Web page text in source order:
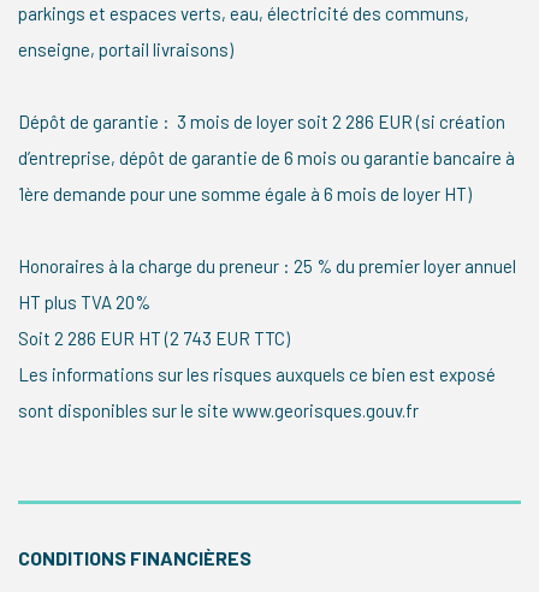
parkings et espaces verts, eau, électricité des communs,
enseigne, portail livraisons)
Dépôt de garantie : 3 mois de loyer soit 2 286 EUR (si création
d’entreprise, dépôt de garantie de 6 mois ou garantie bancaire à
1ère demande pour une somme égale à 6 mois de loyer HT)
Honoraires à la charge du preneur : 25 % du premier loyer annuel
HT plus TVA 20%
Soit 2 286 EUR HT (2 743 EUR TTC)
Les informations sur les risques auxquels ce bien est exposé
sont disponibles sur le site www.georisques.gouv.fr
CONDITIONS FINANCIÈRES